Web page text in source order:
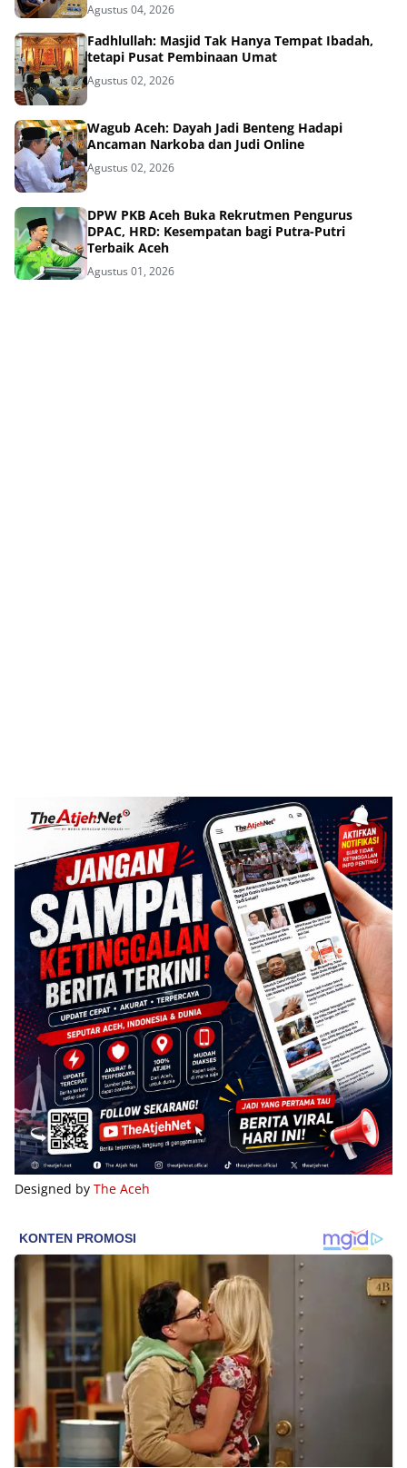
Agustus 04, 2026
Fadhlullah: Masjid Tak Hanya Tempat Ibadah,
tetapi Pusat Pembinaan Umat
Agustus 02, 2026
Wagub Aceh: Dayah Jadi Benteng Hadapi
Ancaman Narkoba dan Judi Online
Agustus 02, 2026
DPW PKB Aceh Buka Rekrutmen Pengurus
DPAC, HRD: Kesempatan bagi Putra-Putri
Terbaik Aceh
Agustus 01, 2026
Designed by The Aceh